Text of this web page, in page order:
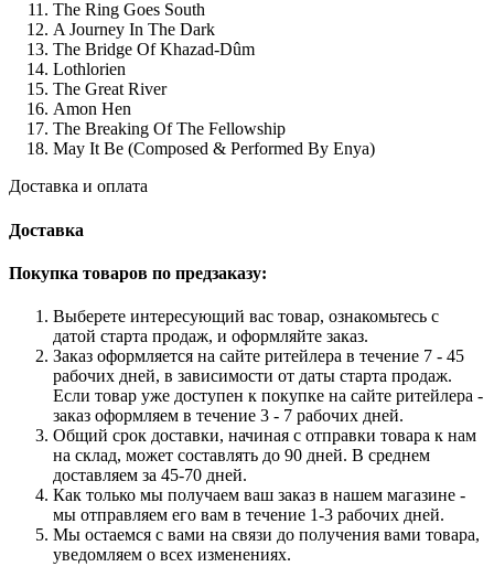
The Ring Goes South
A Journey In The Dark
The Bridge Of Khazad-Dûm
Lothlorien
The Great River
Amon Hen
The Breaking Of The Fellowship
May It Be (Composed & Performed By Enya)
Доставка и оплата
Доставка
Покупка товаров по предзаказу:
Выберете интересующий вас товар, ознакомьтесь с
датой старта продаж, и оформляйте заказ.
Заказ оформляется на сайте ритейлера в течение 7 - 45
рабочих дней, в зависимости от даты старта продаж.
Если товар уже доступен к покупке на сайте ритейлера -
заказ оформляем в течение 3 - 7 рабочих дней.
Общий срок доставки, начиная с отправки товара к нам
на склад, может составлять до 90 дней. В среднем
доставляем за 45-70 дней.
Как только мы получаем ваш заказ в нашем магазине -
мы отправляем его вам в течение 1-3 рабочих дней.
Мы остаемся с вами на связи до получения вами товара,
уведомляем о всех изменениях.